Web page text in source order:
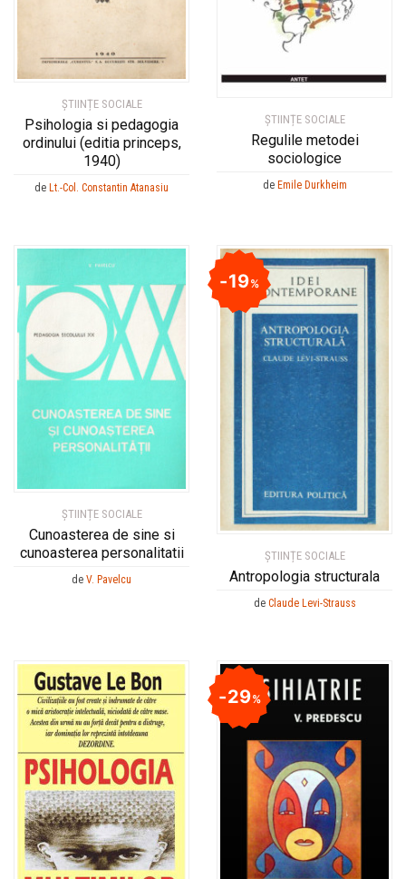
ȘTIINȚE SOCIALE
Psihologia si pedagogia
ordinului (editia princeps,
1940)
de Lt.-Col. Constantin Atanasiu
ȘTIINȚE SOCIALE
Regulile metodei
sociologice
de Emile Durkheim
ȘTIINȚE SOCIALE
Cunoasterea de sine si
cunoasterea personalitatii
de V. Pavelcu
ȘTIINȚE SOCIALE
Antropologia structurala
19%
de Claude Levi-Strauss
29%